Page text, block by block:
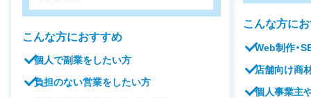
こんな方におすすめ
個人で副業をしたい方
負担のない営業をしたい方
こんな方に
Web制作・
店舗向け商
個人事業主